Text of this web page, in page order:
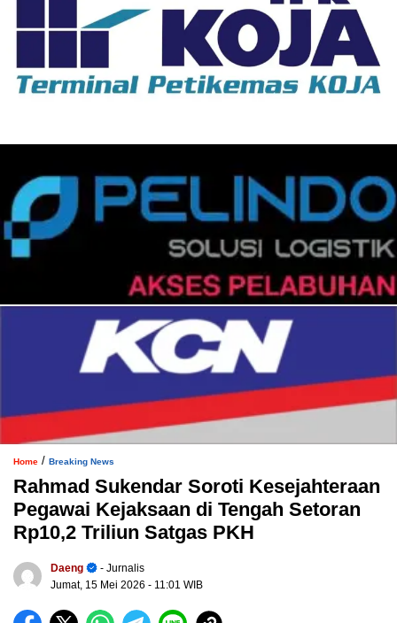
Home / Breaking News
Rahmad Sukendar Soroti Kesejahteraan
Pegawai Kejaksaan di Tengah Setoran
Rp10,2 Triliun Satgas PKH
Daeng
- Jurnalis
Jumat, 15 Mei 2026 - 11:01 WIB